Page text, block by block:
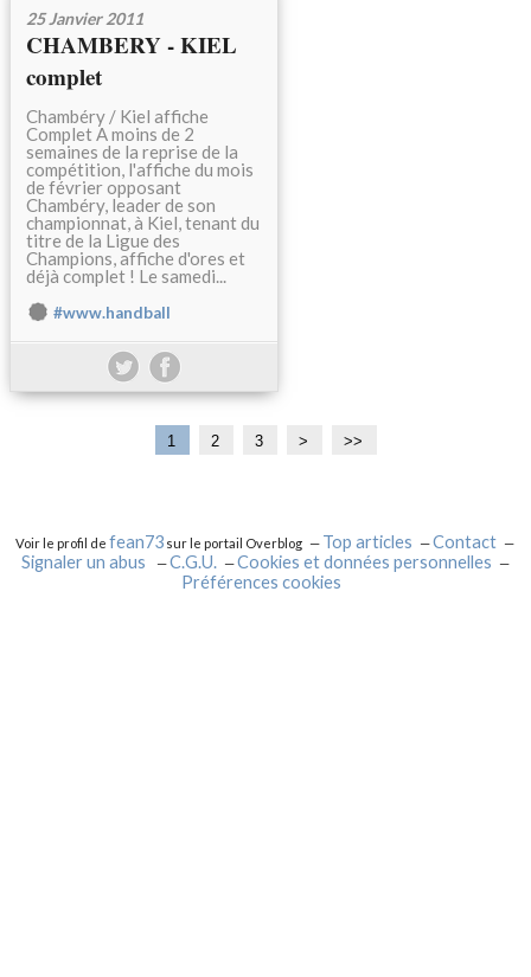
25 Janvier 2011
CHAMBERY - KIEL
complet
Chambéry / Kiel affiche
Complet A moins de 2
semaines de la reprise de la
compétition, l'affiche du mois
de février opposant
Chambéry, leader de son
championnat, à Kiel, tenant du
titre de la Ligue des
Champions, affiche d'ores et
déjà complet ! Le samedi...
#www.handball
1 2 3 > >>
Voir le profil defean73 sur le portail Overblog Top articles
Contact
Signaler un abus
C.G.U.
Cookies et données personnelles
Préférences cookies